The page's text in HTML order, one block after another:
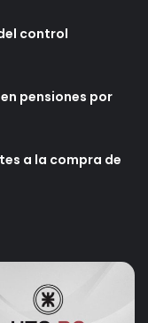
control
pensiones por
a la compra de